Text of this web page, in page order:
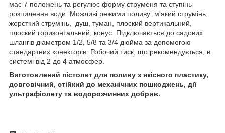
має 7 положень та регулює форму струменя та ступінь
розпилення води. Можливі режими поливу: м'який струмінь,
жорсткий струмінь, душ, туман, плоский вертикальний,
плоский горизонтальний, конус. Підключається до садових
шлангів діаметром 1/2, 5/8 та 3/4 дюйма за допомогою
стандартних конекторів. Робочий тиск, що рекомендується, в
системі від 2 до 4 атмосфер.
Виготовлений пістолет для поливу з якісного пластику,
довговічний, стійкий до механічних пошкоджень, дії
ультрафіолету та водорозчинних добрив.